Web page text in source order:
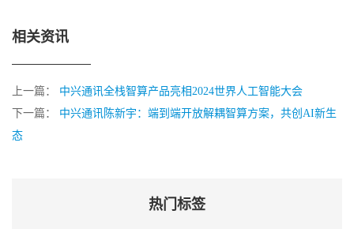
相关资讯
上一篇： 中兴通讯全栈智算产品亮相2024世界人工智能大会
下一篇： 中兴通讯陈新宇：端到端开放解耦智算方案，共创AI新生
态
热门标签